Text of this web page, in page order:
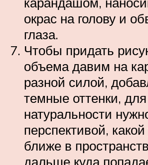
окрас на голову и
глаза.
Чтобы придать
объема давим на
разной силой,
темные оттенки,
натуральности
перспективой, какой
ближе в
дальше куда